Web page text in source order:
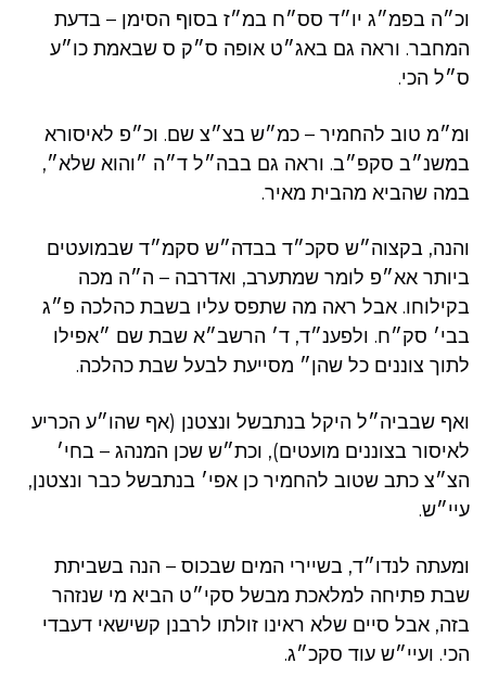
וכ״ה בפמ״ג יו״ד סס״ח במ״ז בסוף הסימן – בדעת
המחבר. וראה גם באג״ט אופה ס״ק ס שבאמת כו״ע
ס״ל הכי.
ומ״מ טוב להחמיר – כמ״ש בצ״צ שם. וכ״פ לאיסורא
במשנ״ב סקפ״ב. וראה גם בבה״ל ד״ה ״והוא שלא״,
במה שהביא מהבית מאיר.
והנה, בקצוה״ש סקכ״ד בבדה״ש סקמ״ד שבמועטים
ביותר אא״פ לומר שמתערב, ואדרבה – ה״ה מכה
בקילוחו. אבל ראה מה שתפס עליו בשבת כהלכה פ״ג
בבי׳ סק״ח. ולפענ״ד, ד׳ הרשב״א שבת שם ״אפילו
לתוך צוננים כל שהן״ מסייעת לבעל שבת כהלכה.
ואף שבביה״ל היקל בנתבשל ונצטנן (אף שהו״ע הכריע
לאיסור בצוננים מועטים), וכת״ש שכן המנהג – בחי׳
הצ״צ כתב שטוב להחמיר כן אפי׳ בנתבשל כבר ונצטנן,
עיי״ש.
ומעתה לנדו״ד, בשיירי המים שבכוס – הנה בשביתת
שבת פתיחה למלאכת מבשל סקי״ט הביא מי שנזהר
בזה, אבל סיים שלא ראינו זולתו לרבנן קשישאי דעבדי
הכי. ועיי״ש עוד סקכ״ג.